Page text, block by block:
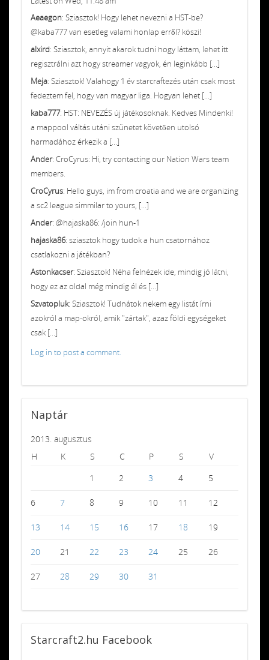
Aeaegon: Sziasztok! Hogy lehet nevezni a HST-be?
@kaba777 van esetleg valami honlap erről? köszi!
alxird: Sziasztok, annyit akarok tudni hogy láttam, lehet itt
regisztrálni azt hogy streamer vagyok, én leginkább [...]
Meja: Sziasztok! Valahogy 1 év starcraftezés után csak most
fedeztem fel, hogy van magyar liga. Hogyan lehet [...]
kaba777: HST: NEVEZÉS új játékosoknak. Kedves Mindenki!
a mappool váltás utáni szünetet követően utolsó
harmadához érkezik a [...]
Ander: CroCyrus: Hi, try contacting our Nation Wars team
members.
CroCyrus: Hello guys, im from croatia and we are organizing
a sc2 league simmilar to yours, [...]
Ander: @hajaska86: /join hun-1
hajaska86: sziasztok hogy tudok a hun csatornához
csatlakozni a játékban?
Astonkacser: Sziasztok! Néha felnézek ide, mindig jó látni,
hogy ez az oldal még mindig él és [...]
Szvatopluk: Sziasztok! Tudnátok nekem egy listát írni
azokról a map-okról, amik "zártak", azaz földi egységeket
csak [...]
Log in to post a comment.
Naptár
2013. augusztus
H
K S C P S
V
1
2 3 4 5
6 7 8 9 10 11 12
13 14 15 16 17 18 19
20 21 22 23 24 25 26
27 28 29 30 31
Starcraft2.hu Facebook